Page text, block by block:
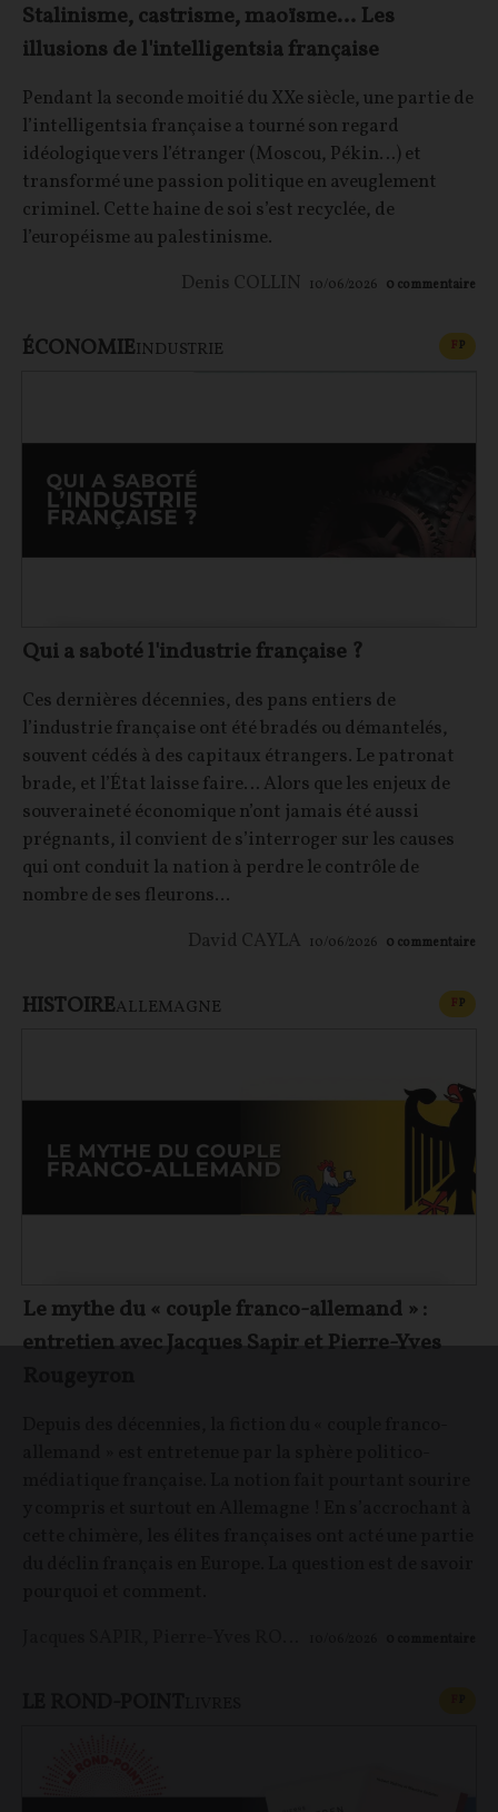
Stalinisme, castrisme, maoïsme… Les
illusions de l'intelligentsia française
Pendant la seconde moitié du XXe siècle, une partie de
l’intelligentsia française a tourné son regard
idéologique vers l’étranger (Moscou, Pékin…) et
transformé une passion politique en aveuglement
criminel. Cette haine de soi s’est recyclée, de
l’européisme au palestinisme.
Denis COLLIN 10/06/2026 0 commentaire
ÉCONOMIEINDUSTRIE FP
Qui a saboté l'industrie française ?
Ces dernières décennies, des pans entiers de
l’industrie française ont été bradés ou démantelés,
souvent cédés à des capitaux étrangers. Le patronat
brade, et l’État laisse faire… Alors que les enjeux de
souveraineté économique n’ont jamais été aussi
prégnants, il convient de s’interroger sur les causes
qui ont conduit la nation à perdre le contrôle de
nombre de ses fleurons...
David CAYLA 10/06/2026 0 commentaire
HISTOIREALLEMAGNE FP
Le mythe du « couple franco-allemand » :
entretien avec Jacques Sapir et Pierre-Yves